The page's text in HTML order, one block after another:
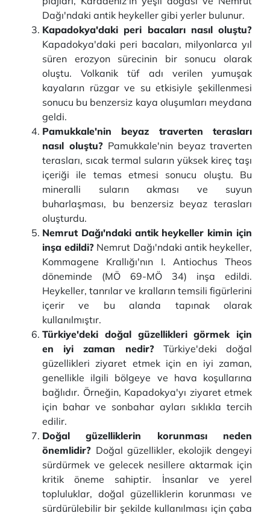
Dağı'ndaki antik heykeller gibi yerler bulunur.
Kapadokya'daki peri bacaları nasıl oluştu?
Kapadokya'daki peri bacaları, milyonlarca yıl
süren erozyon sürecinin bir sonucu olarak
oluştu. Volkanik tüf adı verilen yumuşak
kayaların rüzgar ve su etkisiyle şekillenmesi
sonucu bu benzersiz kaya oluşumları meydana
geldi.
Pamukkale'nin beyaz traverten terasları
nasıl oluştu? Pamukkale'nin beyaz traverten
terasları, sıcak termal suların yüksek kireç taşı
içeriği ile temas etmesi sonucu oluştu. Bu
mineralli suların akması ve suyun
buharlaşması, bu benzersiz beyaz terasları
oluşturdu.
Nemrut Dağı'ndaki antik heykeller kimin için
inşa edildi? Nemrut Dağı'ndaki antik heykeller,
Kommagene Krallığı'nın I. Antiochus Theos
döneminde (MÖ 69-MÖ 34) inşa edildi.
Heykeller, tanrılar ve kralların temsili figürlerini
içerir ve bu alanda tapınak olarak
kullanılmıştır.
Türkiye'deki doğal güzellikleri görmek için
en iyi zaman nedir?Türkiye'deki doğal
güzellikleri ziyaret etmek için en iyi zaman,
genellikle ilgili bölgeye ve hava koşullarına
bağlıdır. Örneğin, Kapadokya'yı ziyaret etmek
için bahar ve sonbahar ayları sıklıkla tercih
edilir.
Doğal güzelliklerin korunması neden
önemlidir? Doğal güzellikler, ekolojik dengeyi
sürdürmek ve gelecek nesillere aktarmak için
kritik öneme sahiptir. İnsanlar ve yerel
topluluklar, doğal güzelliklerin korunması ve
sürdürülebilir bir şekilde kullanılması için çaba